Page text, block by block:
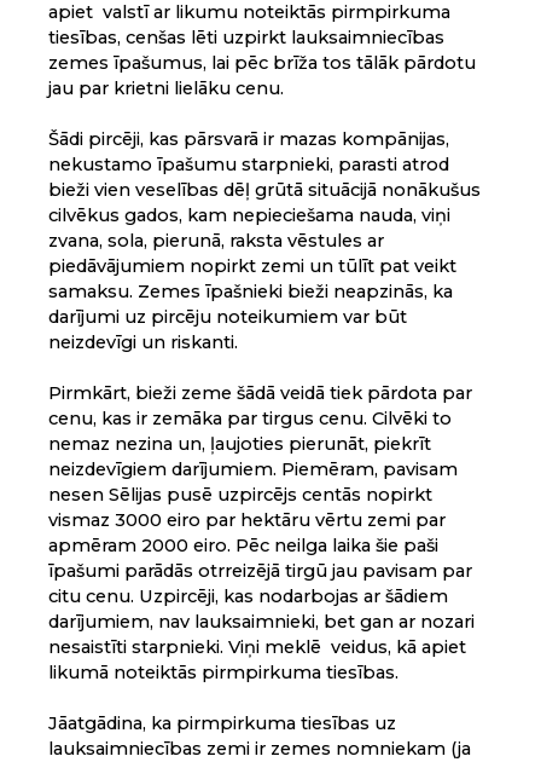
apiet valstī ar likumu noteiktās pirmpirkuma
tiesības, cenšas lēti uzpirkt lauksaimniecības
zemes īpašumus, lai pēc brīža tos tālāk pārdotu
jau par krietni lielāku cenu.
Šādi pircēji, kas pārsvarā ir mazas kompānijas,
nekustamo īpašumu starpnieki, parasti atrod
bieži vien veselības dēļ grūtā situācijā nonākušus
cilvēkus gados, kam nepieciešama nauda, viņi
zvana, sola, pierunā, raksta vēstules ar
piedāvājumiem nopirkt zemi un tūlīt pat veikt
samaksu. Zemes īpašnieki bieži neapzinās, ka
darījumi uz pircēju noteikumiem var būt
neizdevīgi un riskanti.
Pirmkārt, bieži zeme šādā veidā tiek pārdota par
cenu, kas ir zemāka par tirgus cenu. Cilvēki to
nemaz nezina un, ļaujoties pierunāt, piekrīt
neizdevīgiem darījumiem. Piemēram, pavisam
nesen Sēlijas pusē uzpircējs centās nopirkt
vismaz 3000 eiro par hektāru vērtu zemi par
apmēram 2000 eiro. Pēc neilga laika šie paši
īpašumi parādās otrreizējā tirgū jau pavisam par
citu cenu. Uzpircēji, kas nodarbojas ar šādiem
darījumiem, nav lauksaimnieki, bet gan ar nozari
nesaistīti starpnieki. Viņi meklē veidus, kā apiet
likumā noteiktās pirmpirkuma tiesības.
Jāatgādina, ka pirmpirkuma tiesības uz
lauksaimniecības zemi ir zemes nomniekam (ja